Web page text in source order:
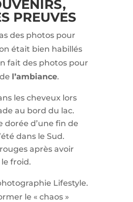
PREUVES
des photos pour
était bien habillés
fait des photos pour
l’ambiance.
les cheveux lors
au bord du lac.
dorée d’une fin de
dans le Sud.
après avoir
froid.
Lifestyle.
le « chaos »